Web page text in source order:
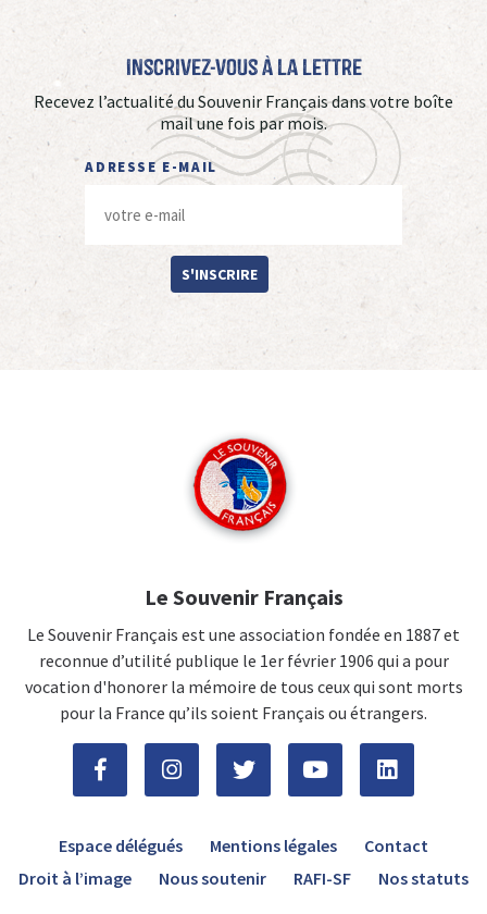
Inscrivez-vous à La Lettre
Recevez l’actualité du Souvenir Français dans votre boîte
mail une fois par mois.
ADRESSE E-MAIL
S'INSCRIRE
Le Souvenir Français
Le Souvenir Français est une association fondée en 1887 et
reconnue d’utilité publique le 1er février 1906 qui a pour
vocation d'honorer la mémoire de tous ceux qui sont morts
pour la France qu’ils soient Français ou étrangers.
Espace délégués Mentions légales
Contact
Droit à l’image
Nous soutenir RAFI-SF Nos statuts